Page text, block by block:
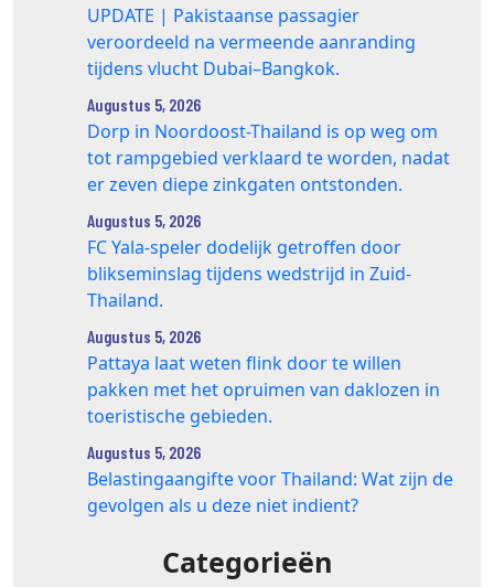
UPDATE | Pakistaanse passagier
veroordeeld na vermeende aanranding
tijdens vlucht Dubai–Bangkok.
Augustus 5, 2026
Dorp in Noordoost-Thailand is op weg om
tot rampgebied verklaard te worden, nadat
er zeven diepe zinkgaten ontstonden.
Augustus 5, 2026
FC Yala-speler dodelijk getroffen door
blikseminslag tijdens wedstrijd in Zuid-
Thailand.
Augustus 5, 2026
Pattaya laat weten flink door te willen
pakken met het opruimen van daklozen in
toeristische gebieden.
Augustus 5, 2026
Belastingaangifte voor Thailand: Wat zijn de
gevolgen als u deze niet indient?
Categorieën